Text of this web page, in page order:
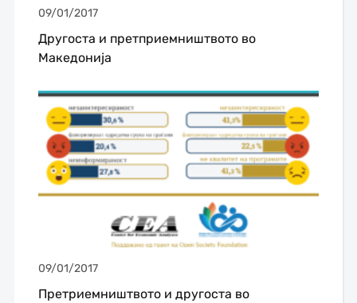
09/01/2017
Другоста и претприемништвото во
Македонија
09/01/2017
Претриемништвото и другоста во